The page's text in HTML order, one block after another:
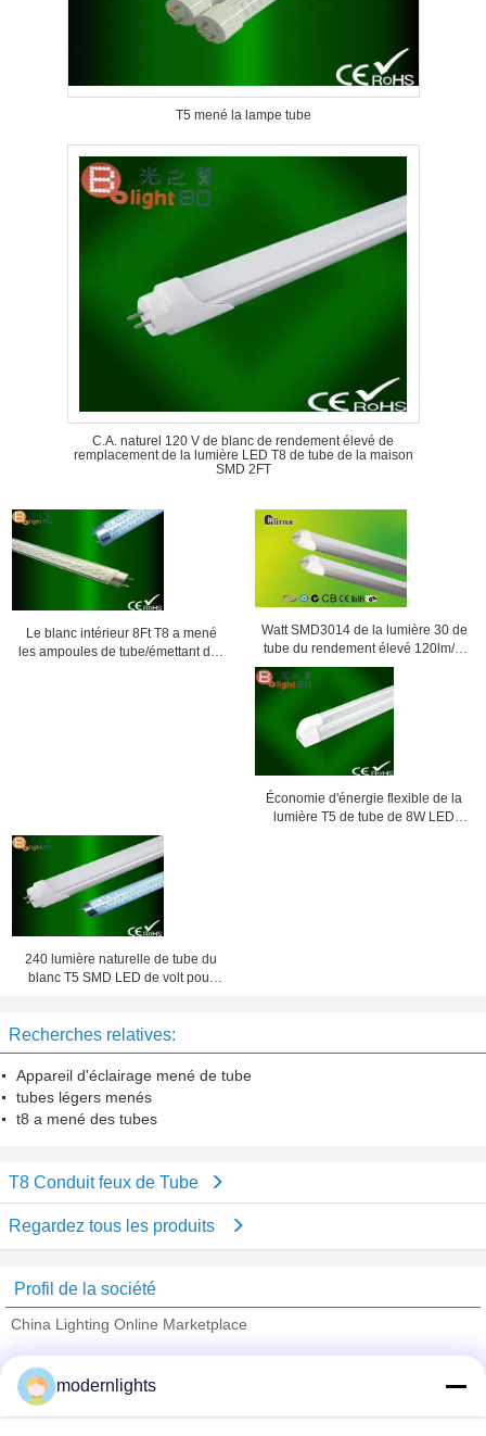
T5 mené la lampe tube
C.A. naturel 120 V de blanc de rendement élevé de
remplacement de la lumière LED T8 de tube de la maison
SMD 2FT
Le blanc intérieur 8Ft T8 a mené
les ampoules de tube/émettant des
Watt SMD3014 de la lumière 30 de
tube du rendement élevé 120lm/w
T8 LED pour le marché superbe
Économie d'énergie flexible de la
lumière T5 de tube de 8W LED
240 lumière naturelle de tube du
blanc T5 SMD LED de volt pour
Recherches relatives:
Appareil d'éclairage mené de tube
tubes légers menés
t8 a mené des tubes
T8 Conduit feux de Tube
Regardez tous les produits
Profil de la société
China Lighting Online Marketplace
Fournisseurs vérifié
Trust Seal
Verified Suplier
modernlights